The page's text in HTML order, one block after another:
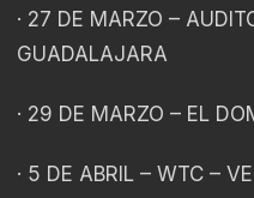
· 27 DE MARZO –
GUADALAJARA
· 29 DE MARZO – EL
· 5 DE ABRIL – WTC –